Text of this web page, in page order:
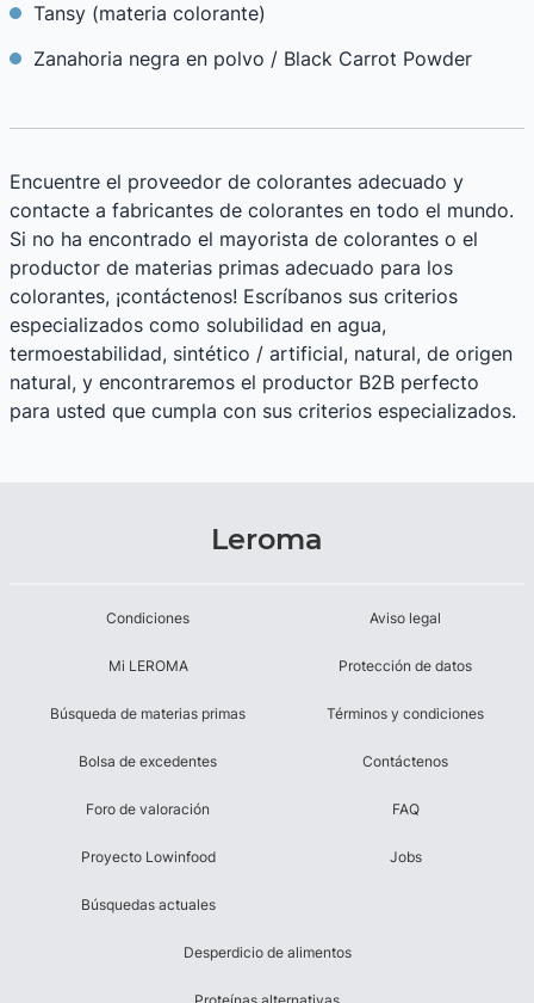
Tansy (materia colorante)
Zanahoria negra en polvo / Black Carrot Powder
Encuentre el proveedor de colorantes adecuado y
contacte a fabricantes de colorantes en todo el mundo.
Si no ha encontrado el mayorista de colorantes o el
productor de materias primas adecuado para los
colorantes, ¡contáctenos! Escríbanos sus criterios
especializados como solubilidad en agua,
termoestabilidad, sintético / artificial, natural, de origen
natural, y encontraremos el productor B2B perfecto
para usted que cumpla con sus criterios especializados.
Leroma
Condiciones
Mi LEROMA
Búsqueda de materias primas
Bolsa de excedentes
Foro de valoración
Proyecto Lowinfood
Búsquedas actuales
Aviso legal
Protección de datos
Términos y condiciones
Contáctenos
FAQ
Jobs
Desperdicio de alimentos